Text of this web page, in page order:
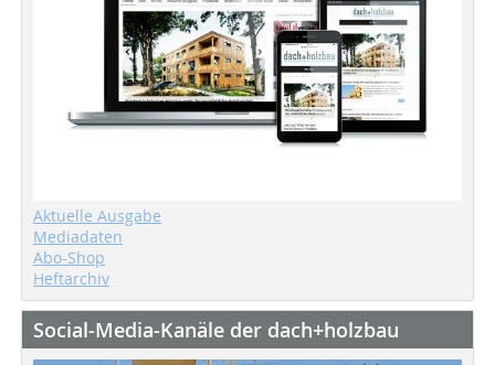
Aktuelle Ausgabe
Mediadaten
Abo-Shop
Heftarchiv
Social-Media-Kanäle der dach+holzbau